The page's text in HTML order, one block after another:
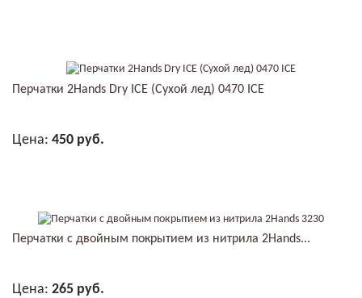
Перчатки 2Hands Dry ICE (Сухой лед) 0470 ICE
Цена: 450 руб.
Перчатки с двойным покрытием из нитрила 2Hands...
Цена: 265 руб.